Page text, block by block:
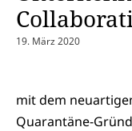
19. März 2020
mit dem
Quarantäne-